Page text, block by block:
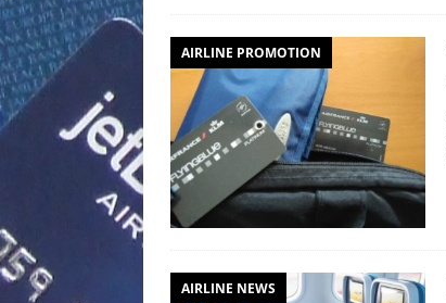
AIRLINE PROMOTION
AIRLINE NEWS